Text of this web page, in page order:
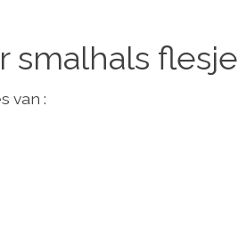
smalhals flesje
van :